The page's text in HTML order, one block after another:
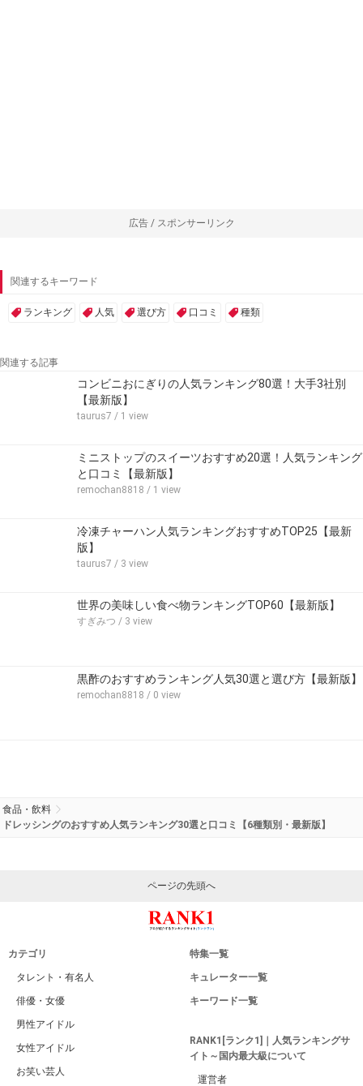
広告 / スポンサーリンク
関連するキーワード
ランキング 人気 選び方 口コミ 種類
関連する記事
コンビニおにぎりの人気ランキング80選！大手3社別
【最新版】
taurus7 / 1 view
ミニストップのスイーツおすすめ20選！人気ランキング
と口コミ【最新版】
remochan8818 / 1 view
冷凍チャーハン人気ランキングおすすめTOP25【最新
版】
taurus7 / 3 view
世界の美味しい食べ物ランキングTOP60【最新版】
すぎみつ / 3 view
黒酢のおすすめランキング人気30選と選び方【最新版】
remochan8818 / 0 view
食品・飲料
ドレッシングのおすすめ人気ランキング30選と口コミ【6種類別・最新版】
ページの先頭へ
カテゴリ
タレント・有名人
俳優・女優
男性アイドル
女性アイドル
お笑い芸人
特集一覧
キュレーター一覧
キーワード一覧
RANK1[ランク1]｜人気ランキングサ
イト～国内最大級について
運営者